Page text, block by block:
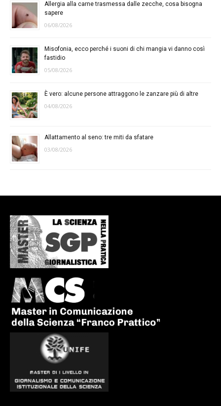
Allergia alla carne trasmessa dalle zecche, cosa bisogna
sapere
06/08/2026
Misofonia, ecco perché i suoni di chi mangia vi danno così
fastidio
05/08/2026
È vero: alcune persone attraggono le zanzare più di altre
04/08/2026
Allattamento al seno: tre miti da sfatare
03/08/2026